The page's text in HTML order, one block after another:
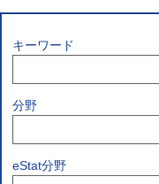
キーワード
分野
eStat分野